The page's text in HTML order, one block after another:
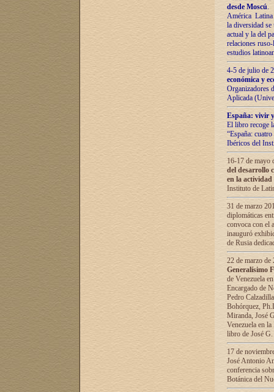
desde Moscú.
América Latina
la diversidad
actual у lа del
relaciones
estudios
4-5 de julio de
económica y
Organizadores
Aplicada
España: vivir
El libro recoge
“España:
Ibéricos del
16-17 de mayo
del desarrollo
en la
Instituto de
31 de marzo
diplomáticas
convoca con el
inauguró
de Rusia
22 de marzo
Generalísimo
de Venezuela
Encargado de
Pedro
Bohórquez,
Miranda, José
Venezuela en
libro de José
17 de
José Antonio
conferencia
Botánica del